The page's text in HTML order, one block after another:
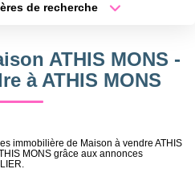
GÉRER
de recherche
Surface min
ATHIS MONS -
à ATHIS MONS
immobilière de Maison à vendre ATHIS
MONS grâce aux annonces